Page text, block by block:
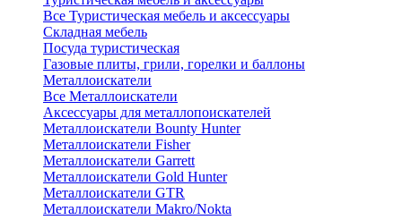
Все Туристическая мебель и аксессуары
Складная мебель
Посуда туристическая
Газовые плиты, грили, горелки и баллоны
Металлоискатели
Все Металлоискатели
Аксессуары для металлопоискателей
Металлоискатели Bounty Hunter
Металлоискатели Fisher
Металлоискатели Garrett
Металлоискатели Gold Hunter
Металлоискатели GTR
Металлоискатели Makro/Nokta